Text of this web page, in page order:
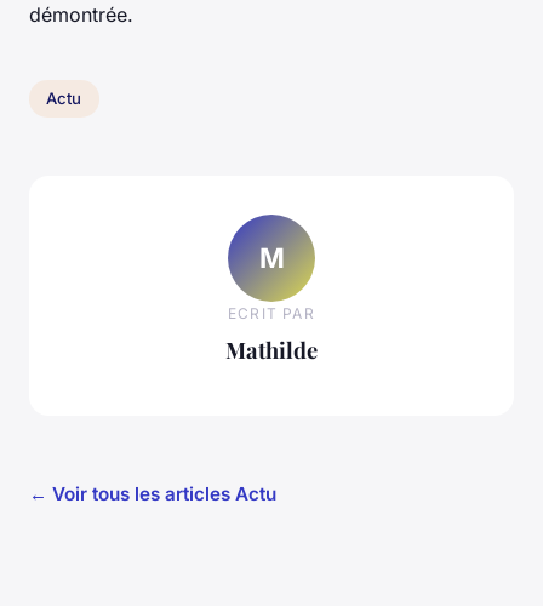
démontrée.
Actu
M
ECRIT PAR
Mathilde
← Voir tous les articles Actu